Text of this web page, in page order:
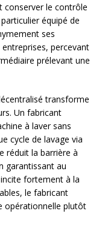
conserver le contrôle
équipé de
ses
percevant
prélevant une
transforme
Un fabricant
à laver sans
cycle de lavage via
réduit la barrière à
garantissant au
fortement à la
le fabricant
opérationnelle plutôt